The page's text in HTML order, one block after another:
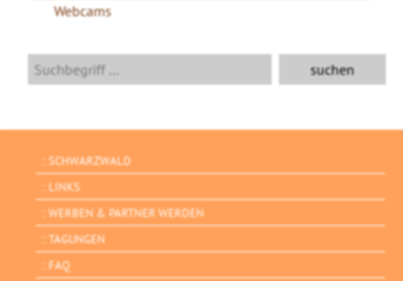
Webcams
SCHWARZWALD
LINKS
WERBEN & PARTNER WERDEN
TAGUNGEN
FAQ